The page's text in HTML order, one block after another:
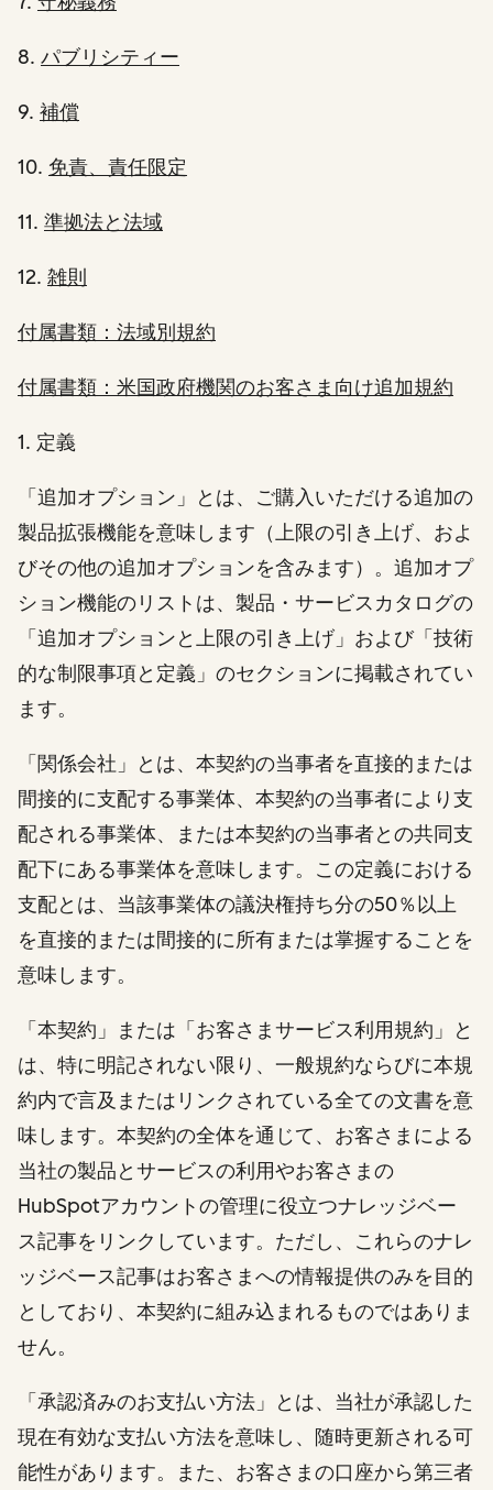
8. パブリシティー
9. 補償
10. 免責、責任限定
11. 準拠法と法域
12. 雑則
付属書類：法域別規約
付属書類：米国政府機関のお客さま向け追加規約
1. 定義
「追加オプション」とは、ご購入いただける追加の
製品拡張機能を意味します（上限の引き上げ、およ
びその他の追加オプションを含みます）。追加オプ
ション機能のリストは、製品・サービスカタログの
「追加オプションと上限の引き上げ」および「技術
的な制限事項と定義」のセクションに掲載されてい
ます。
「関係会社」とは、本契約の当事者を直接的または
間接的に支配する事業体、本契約の当事者により支
配される事業体、または本契約の当事者との共同支
配下にある事業体を意味します。この定義における
支配とは、当該事業体の議決権持ち分の50％以上
を直接的または間接的に所有または掌握することを
意味します。
「本契約」または「お客さまサービス利用規約」と
は、特に明記されない限り、一般規約ならびに本規
約内で言及またはリンクされている全ての文書を意
味します。本契約の全体を通じて、お客さまによる
当社の製品とサービスの利用やお客さまの
HubSpotアカウントの管理に役立つナレッジベー
ス記事をリンクしています。ただし、これらのナレ
ッジベース記事はお客さまへの情報提供のみを目的
としており、本契約に組み込まれるものではありま
せん。
「承認済みのお支払い方法」とは、当社が承認した
現在有効な支払い方法を意味し、随時更新される可
能性があります。また、お客さまの口座から第三者